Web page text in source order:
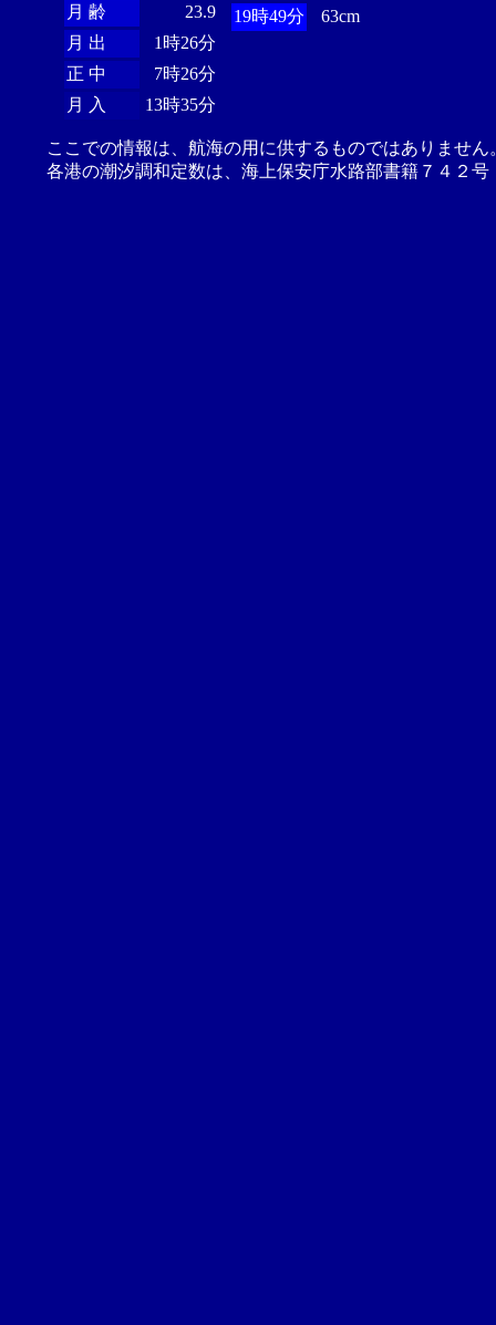
月 齢
23.9
月 出
1時26分
正 中
7時26分
月 入
13時35分
19時49分
63cm
ここでの情報は、航海の用に供するものではありませ
各港の潮汐調和定数は、海上保安庁水路部書籍７４２